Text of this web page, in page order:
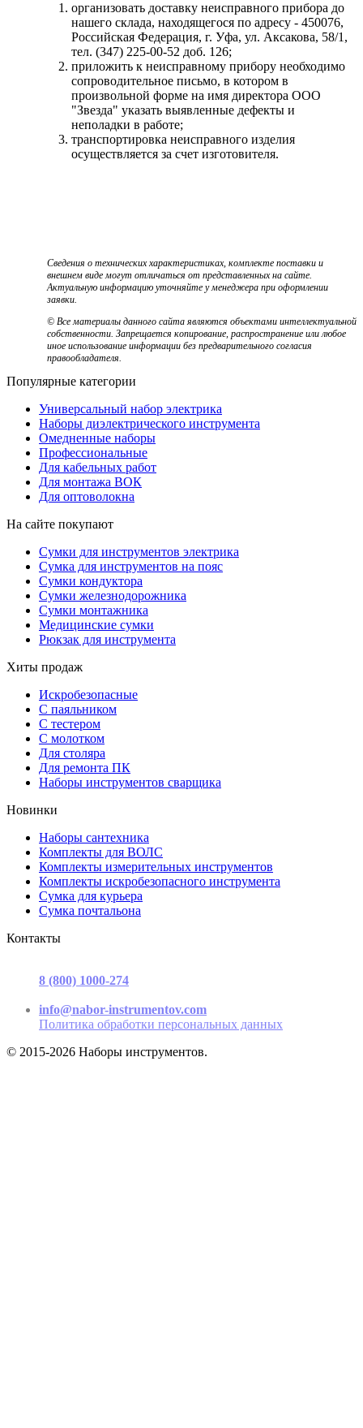
организовать доставку неисправного прибора до
нашего склада, находящегося по адресу - 450076,
Российская Федерация, г. Уфа, ул. Аксакова, 58/1,
тел. (347) 225-00-52 доб. 126;
приложить к неисправному прибору необходимо
сопроводительное письмо, в котором в
произвольной форме на имя директора ООО
"Звезда" указать выявленные дефекты и
неполадки в работе;
транспортировка неисправного изделия
осуществляется за счет изготовителя.
Сведения о технических характеристиках, комплекте поставки и
внешнем виде могут отличаться от представленных на сайте.
Актуальную информацию уточняйте у менеджера при оформлении
заявки.
© Все материалы данного сайта являются объектами интеллектуальной
собственности. Запрещается копирование, распространение или любое
иное использование информации без предварительного согласия
правообладателя.
Популярные категории
Универсальный набор электрика
Наборы диэлектрического инструмента
Омедненные наборы
Профессиональные
Для кабельных работ
Для монтажа ВОК
Для оптоволокна
На сайте покупают
Сумки для инструментов электрика
Сумка для инструментов на пояс
Сумки кондуктора
Сумки железнодорожника
Сумки монтажника
Медицинские сумки
Рюкзак для инструмента
Хиты продаж
Искробезопасные
С паяльником
С тестером
С молотком
Для столяра
Для ремонта ПК
Наборы инструментов сварщика
Новинки
Наборы сантехника
Комплекты для ВОЛС
Комплекты измерительных инструментов
Комплекты искробезопасного инструмента
Сумка для курьера
Сумка почтальона
Контакты
8 (800) 1000-274
info@nabor-instrumentov.com
Политика обработки персональных данных
© 2015-2026 Наборы инструментов.